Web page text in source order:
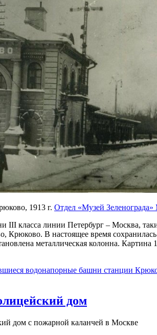
1913 г. Отдел «Музей
III класса линии Петербург – Москва,
Крюково. В настоящее время
металлическая колонна.
водонапорные башни станции
дом